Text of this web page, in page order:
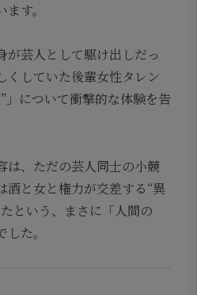
す。
が芸人として駆け出しだっ
していた後輩女性タレン
」について衝撃的な体験を告
は、ただの芸人同士の小競
酒と女と権力が交差する“異
という、まさに「人間の
た。